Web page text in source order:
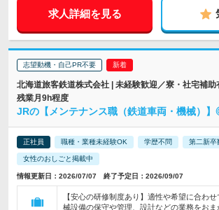
求人詳細を見る
志望動機・自己PR不要
北海道旅客鉄道株式会社 | 未経験歓迎／寮・社宅補助
残業月9h程度
JRの【メンテナンス職（鉄道車両・機械）
正社員 職種・業種未経験OK 学歴不問 第二新卒
女性のおしごと掲載中
情報更新日：2026/07/07 終了予定日：2026/09/07
【安心の研修制度あり】適性や希望に合わ
械設備の保守や管理、設計などの業務をおま